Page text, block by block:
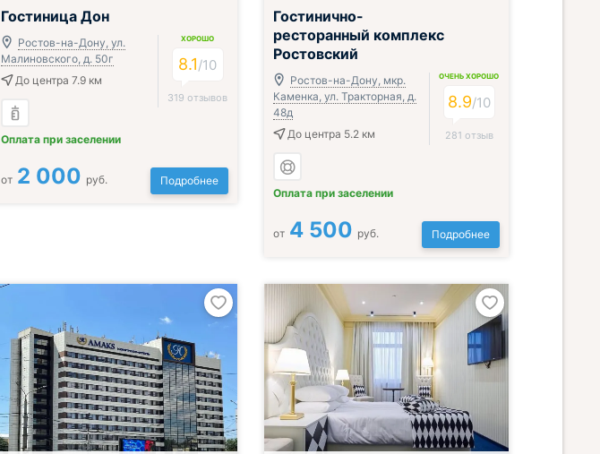
Гостиница Дон
Ростов-на-Дону, ул.
Малиновского, д. 50г
До центра 7.9 км
Оплата при заселении
ХОРОШО
8.1/10
319 отзывов
от 2 000 руб. Подробнее
Завтрак включён
Гостинично-
ресторанный комплекс
Ростовский
Ростов-на-Дону, мкр.
Каменка, ул. Тракторная, д.
48д
До центра 5.2 км
Оплата при заселении
ОЧЕНЬ ХОРОШО
8.9/10
281 отзыв
от 4 500 руб. Подробнее